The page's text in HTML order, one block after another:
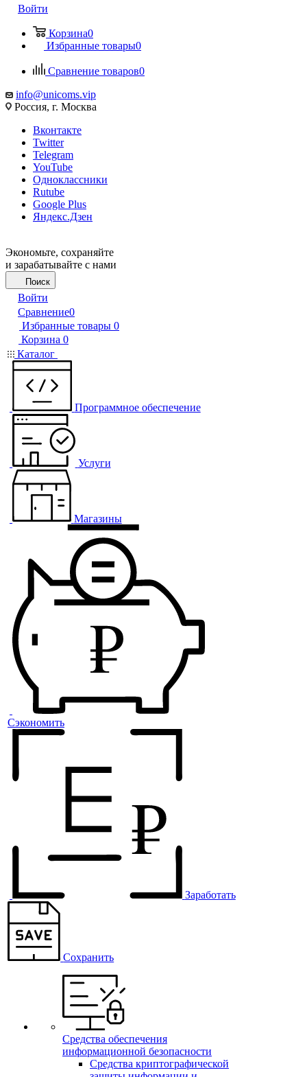
Войти
Корзина0
Избранные товары0
Сравнение товаров0
info@unicoms.vip
Россия, г. Москва
Вконтакте
Twitter
Telegram
YouTube
Одноклассники
Rutube
Google Plus
Яндекс.Дзен
Экономьте, сохраняйте
и зарабатывайте с нами
Поиск
Войти
Сравнение0
Избранные товары 0
Корзина 0
Каталог
Программное обеспечение
Услуги
Магазины
Сэкономить
Заработать
Сохранить
Средства обеспечения
информационной безопасности
Средства криптографической